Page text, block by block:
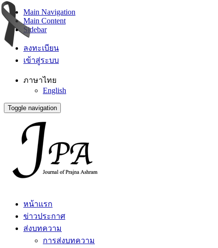
Main Navigation
Main Content
Sidebar
ลงทะเบียน
เข้าสู่ระบบ
ภาษาไทย
English
Toggle navigation
หน้าแรก
ข่าวประกาศ
ส่งบทความ
การส่งบทความ